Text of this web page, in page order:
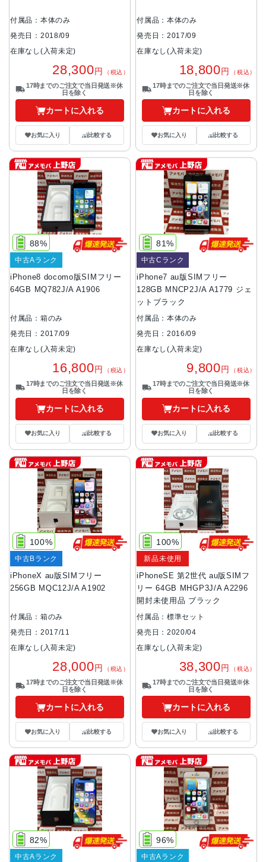
付属品：本体のみ
発売日：2018/09
在庫なし(入荷未定)
28,300円 （税込）
17時までのご注文で当日発送※休
日を除く
カートに入れる
お気に入り 比較する
付属品：本体のみ
発売日：2017/09
在庫なし(入荷未定)
18,800円 （税込）
17時までのご注文で当日発送※休
日を除く
カートに入れる
お気に入り 比較する
iPhone8 docomo版SIMフリー
64GB MQ782J/A A1906
88%
中古Aランク
付属品：箱のみ
発売日：2017/09
在庫なし(入荷未定)
16,800円 （税込）
17時までのご注文で当日発送※休
日を除く
カートに入れる
お気に入り 比較する
iPhone7 au版SIMフリー
128GB MNCP2J/A A1779 ジェ
ットブラック
81%
中古Cランク
付属品：本体のみ
発売日：2016/09
在庫なし(入荷未定)
9,800円 （税込）
17時までのご注文で当日発送※休
日を除く
カートに入れる
お気に入り 比較する
iPhoneX au版SIMフリー
256GB MQC12J/A A1902
100%
中古Bランク
付属品：箱のみ
発売日：2017/11
在庫なし(入荷未定)
28,000円 （税込）
17時までのご注文で当日発送※休
日を除く
カートに入れる
お気に入り 比較する
iPhoneSE 第2世代 au版SIMフ
リー 64GB MHGP3J/A A2296
開封未使用品 ブラック
100%
新品未使用
付属品：標準セット
発売日：2020/04
在庫なし(入荷未定)
38,300円 （税込）
17時までのご注文で当日発送※休
日を除く
カートに入れる
お気に入り 比較する
82%
中古Aランク
96%
中古Aランク